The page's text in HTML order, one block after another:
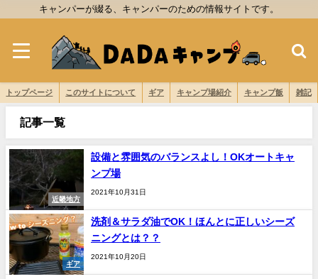
キャンパーが綴る、キャンパーのための情報サイトです。
トップページ このサイトについて ギア キャンプ場紹介 キャンプ飯 雑記
記事一覧
近畿地方
設備と雰囲気のバランスよし！OKオートキャ
ンプ場
2021年10月31日
ギア
洗剤＆サラダ油でOK！ほんとに正しいシーズ
ニングとは？？
2021年10月20日